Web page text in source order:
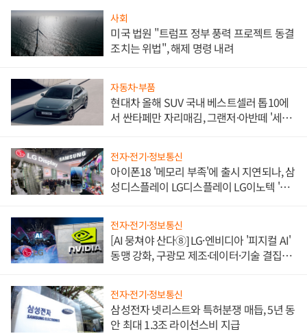
사회
미국 법원 "트럼프 정부 풍력 프로젝트 동결
조치는 위법", 해제 명령 내려
자동차·부품
현대차 올해 SUV 국내 베스트셀러 톱10에
서 싼타페만 자리매김, 그랜저·아반떼 '세단
전자·전기·정보통신
아이폰18 '메모리 부족'에 출시 지연되나, 삼
성디스플레이 LG디스플레이 LG이노텍 '탈
전자·전기·정보통신
[AI 뭉쳐야 산다⑧] LG·엔비디아 '피지컬 AI'
동맹 강화, 구광모 제조·데이터·기술 결집
전자·전기·정보통신
삼성전자 넷리스트와 특허분쟁 매듭, 5년 동
안 최대 1.3조 라이선스비 지급